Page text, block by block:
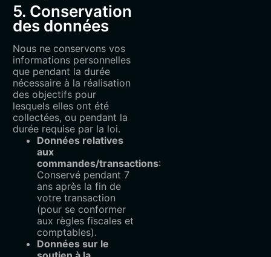
5. Conservation
des données
Nous ne conservons vos
informations personnelles
que pendant la durée
nécessaire à la réalisation
des objectifs pour
lesquels elles ont été
collectées, ou pendant la
durée requise par la loi.
Données relatives
aux
commandes/transactions:
Conservé pendant 7
ans après la fin de
votre transaction
(pour se conformer
aux règles fiscales et
comptables).
Données sur le